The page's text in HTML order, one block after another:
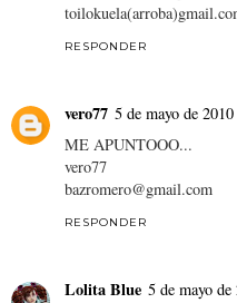
RESPONDER
vero77 5 de mayo de
ME APUNTOOO...
vero77
bazromero@gmail.com
RESPONDER
Lolita Blue 5 de mayo